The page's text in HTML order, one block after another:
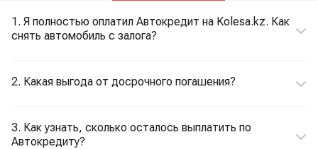
1. Я полностью оплатил Автокредит на Kolesa.kz. Как
снять автомобиль с залога?
2. Какая выгода от досрочного погашения?
3. Как узнать, сколько осталось выплатить по
Автокредиту?